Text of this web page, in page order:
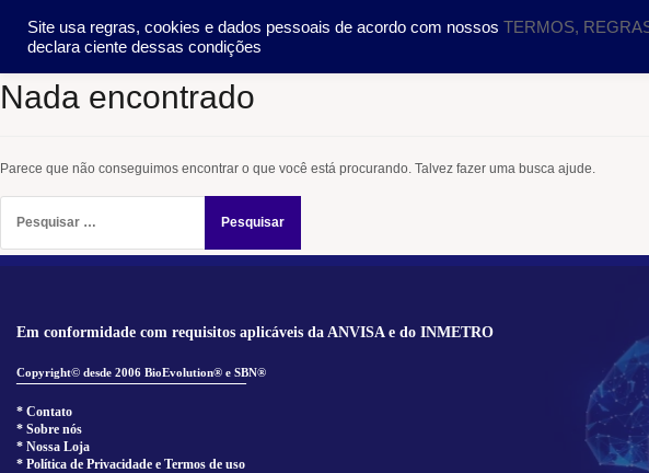
conteúdo
SOCIEDADE METODOLOGIA
Nada encontrado
Parece que não conseguimos encontrar o que você está procurando. Talvez fazer uma busca ajude.
por:
Em conformidade com requisitos aplicáveis da ANVISA e do INMETRO
Copyright© desde 2006 BioEvolution® e SBN®
______________________________
* Contato
* Sobre nós
* Nossa Loja
* Política de Privacidade e Termos de uso
Site usa regras, cookies e dados pessoais de acordo com nossos TERMOS,
declara ciente dessas condições